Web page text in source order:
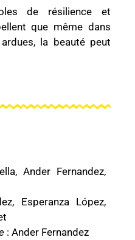
de résilience et
que même dans
la beauté peut
Ander Fernandez,
Esperanza López,
: Ander Fernandez